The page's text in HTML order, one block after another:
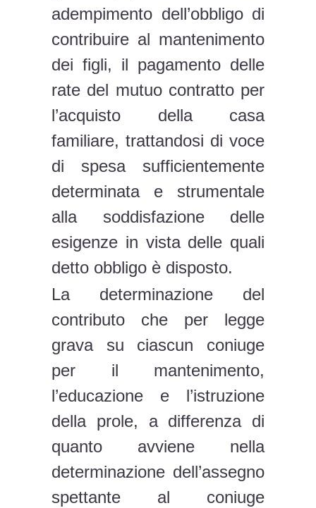
adempimento dell’obbligo di
contribuire al mantenimento
dei figli, il pagamento delle
rate del mutuo contratto per
l’acquisto della casa
familiare, trattandosi di voce
di spesa sufficientemente
determinata e strumentale
alla soddisfazione delle
esigenze in vista delle quali
detto obbligo è disposto.
La determinazione del
contributo che per legge
grava su ciascun coniuge
per il mantenimento,
l’educazione e l’istruzione
della prole, a differenza di
quanto avviene nella
determinazione dell’assegno
spettante al coniuge